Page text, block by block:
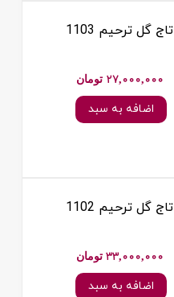
تاج گل ترحیم 1103
27,000,000 تومان
اضافه به سبد
تاج گل ترحیم 1102
33,000,000 تومان
اضافه به سبد